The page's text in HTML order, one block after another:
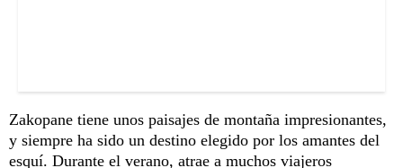
Zakopane tiene unos paisajes de montaña impresionantes,
y siempre ha sido un destino elegido por los amantes del
esquí. Durante el verano, atrae a muchos viajeros